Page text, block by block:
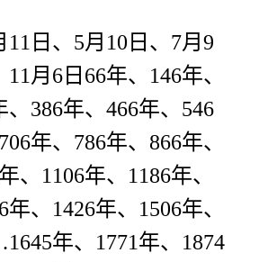
11日、5月10日、7月9
月6日66年、146年、
、386年、466年、546
年、786年、866年、
、1106年、1186年、
年、1426年、1506年、
年、1771年、1874